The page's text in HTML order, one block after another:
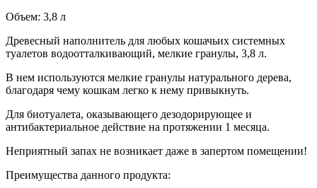
Объем: 3,8 л
Древесный наполнитель для любых кошачьих системных
туалетов водоотталкивающий, мелкие гранулы, 3,8 л.
В нем используются мелкие гранулы натурального дерева,
благодаря чему кошкам легко к нему привыкнуть.
Для биотуалета, оказывающего дезодорирующее и
антибактериальное действие на протяжении 1 месяца.
Неприятный запах не возникает даже в запертом помещении!
Преимущества данного продукта: